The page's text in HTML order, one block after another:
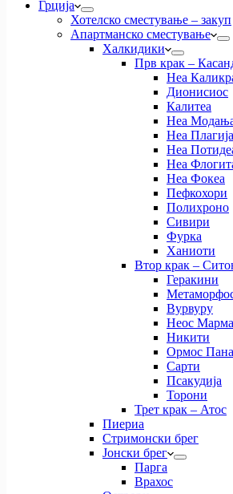
Грција
Хотелско сместување – закуп
Апартманско сместување
Халкидики
Прв крак –
Неа
Дионисиос
Калитеа
Неа
Неа Плагија
Неа
Неа
Неа Фокеа
Пефкохори
Полихроно
Сивири
Фурка
Ханиоти
Втор крак –
Геракини
Вурвуру
Неос
Никити
Ормос
Сарти
Псакудија
Торони
Трет крак – Атос
Пиериа
Стримонски брег
Јонски брег
Парга
Врахос